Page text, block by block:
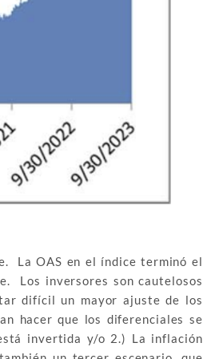
La OAS en el índice terminó el
Los inversores son cautelosos
difícil un mayor ajuste de los
hacer que los diferenciales se
invertida y/o 2.) La inflación